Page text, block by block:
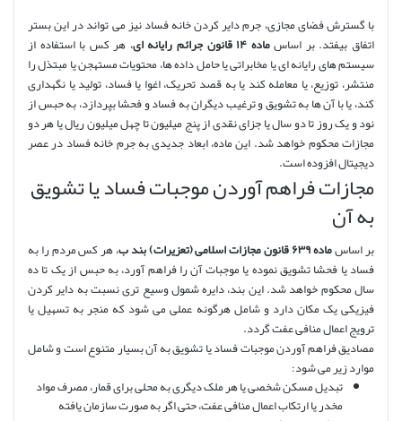
با گسترش فضای مجازی، جرم دایر کردن خانه فساد نیز می تواند در این بستر
اتفاق بیفتد. بر اساسماده ۱۴ قانون جرائم رایانه ای
، هر کس با استفاده از
سیستم های رایانه ای یا مخابراتی یا حامل داده ها، محتویات مستهجن یا مبتذل را
منتشر، توزیع، یا معامله کند یا به قصد تحریک، اغوا یا فساد، تولید یا نگهداری
کند، یا با آن ها به تشویق و ترغیب دیگران به فساد و فحشا بپردازد، به حبس از
نود و یک روز تا دو سال یا جزای نقدی از پنج میلیون تا چهل میلیون ریال یا هر دو
مجازات محکوم خواهد شد. این ماده، ابعاد جدیدی به جرم خانه فساد در عصر
دیجیتال افزوده است.
مجازات فراهم آوردن موجبات فساد یا تشویق
به آن
بر اساسماده ۶۳۹ قانون مجازات اسلامی (تعزیرات) بند ب
، هر کس مردم را به
فساد یا فحشا تشویق نموده یا موجبات آن را فراهم آورد، به حبس از یک تا ده
سال محکوم خواهد شد. این بند، دایره شمول وسیع تری نسبت به دایر کردن
فیزیکی یک مکان دارد و شامل هرگونه عملی می شود که منجر به تسهیل یا
ترویج اعمال منافی عفت گردد.
مصادیق فراهم آوردن موجبات فساد یا تشویق به آن بسیار متنوع است و شامل
موارد زیر می شود:
تبدیل مسکن شخصی یا هر ملک دیگری به محلی برای قمار، مصرف مواد
مخدر یا ارتکاب اعمال منافی عفت، حتی اگر به صورت سازمان یافته